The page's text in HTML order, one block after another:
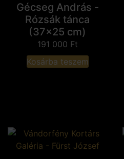
Gécseg András -
Rózsák tánca
(37x25 cm)
191 000 Ft
Kosárba teszem